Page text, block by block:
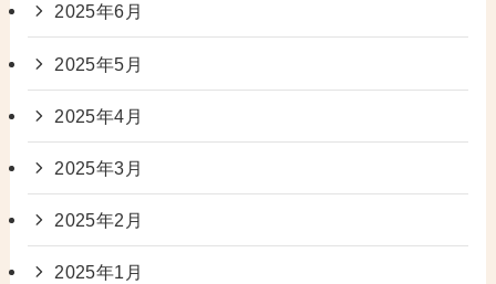
2025年6月
2025年5月
2025年4月
2025年3月
2025年2月
2025年1月